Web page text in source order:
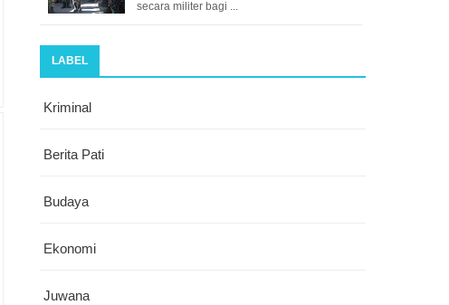
secara militer bagi ...
LABEL
Kriminal
Berita Pati
Budaya
Ekonomi
Juwana